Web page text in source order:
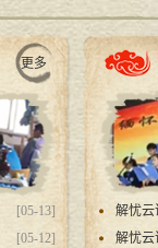
更多
[05-13]
[05-12]
解忧云
解忧云